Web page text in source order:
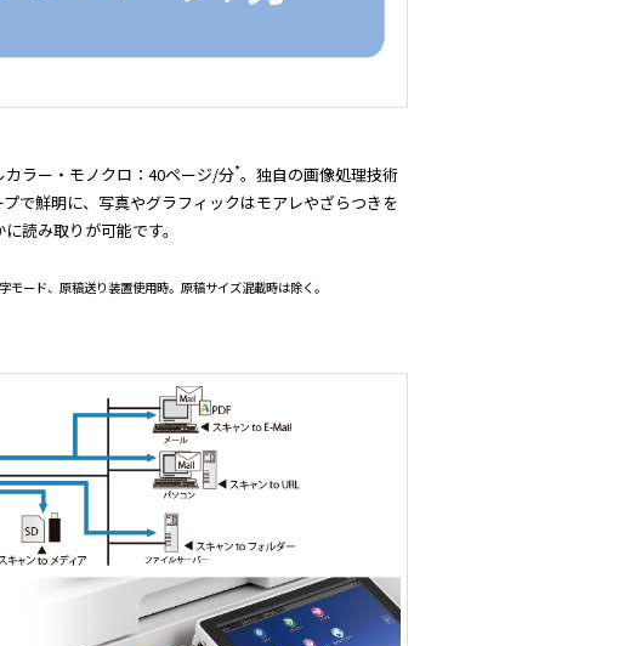
ラー・モノクロ：40ページ/分*。独自の画像処理技術
で鮮明に、写真やグラフィックはモアレやざらつきを
読み取りが可能です。
ード、原稿送り装置使用時。原稿サイズ混載時は除く。